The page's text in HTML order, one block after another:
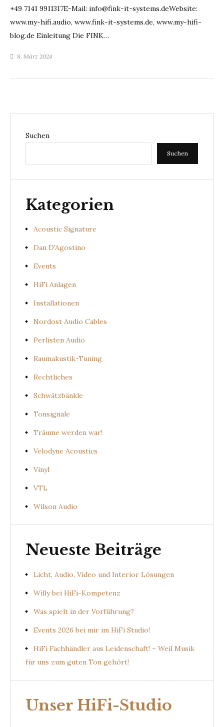
+49 7141 9911317E-Mail: info@fink-it-systems.deWebsite:
www.my-hifi.audio, www.fink-it-systems.de, www.my-hifi-
blog.de Einleitung Die FINK…
8. März 2024
Suchen
Suchen
Kategorien
Acoustic Signature
Dan D'Agostino
Events
HiFi Anlagen
Installationen
Nordost Audio Cables
Perlisten Audio
Raumakustik-Tuning
Rechtliches
Schwätzbänkle
Tonsignale
Träume werden war!
Velodyne Acoustics
Vinyl
VTL
Wilson Audio
Neueste Beiträge
Licht, Audio, Video und Interior Lösungen
Willy bei HiFi-Kompetenz
Was spielt in der Vorführung?
Events 2026 bei mir im HiFi Studio!
HiFi Fachhändler aus Leidenschaft! – Weil Musik
für uns zum guten Ton gehört!
Unser HiFi-Studio